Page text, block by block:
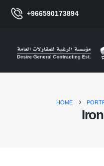
+966590173894
HOME